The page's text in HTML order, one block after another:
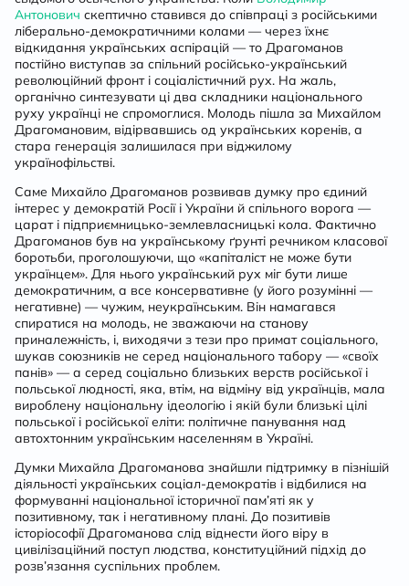
Антонович скептично ставився до співпраці з російськими
ліберально-демократичними колами — через їхнє
відкидання українських аспірацій — то Драгоманов
постійно виступав за спільний російсько-український
революційний фронт і соціалістичний рух. На жаль,
органічно синтезувати ці два складники національного
руху українці не спромоглися. Молодь пішла за Михайлом
Драгомановим, відірвавшись од українських коренів, а
стара генерація залишилася при віджилому
українофільстві.
Саме Михайло Драгоманов розвивав думку про єдиний
інтерес у демократій Росії і України й спільного ворога —
царат і підприємницько-землевласницькі кола. Фактично
Драгоманов був на українському ґрунті речником класової
боротьби, проголошуючи, що «капіталіст не може бути
українцем». Для нього український рух міг бути лише
демократичним, а все консервативне (у його розумінні —
негативне) — чужим, неукраїнським. Він намагався
спиратися на молодь, не зважаючи на станову
приналежність, і, виходячи з тези про примат соціального,
шукав союзників не серед національного табору — «своїх
панів» — а серед соціально близьких верств російської і
польської людності, яка, втім, на відміну від українців, мала
вироблену національну ідеологію і якій були близькі цілі
польської і російської еліти: політичне панування над
автохтонним українським населенням в Україні.
Думки Михайла Драгоманова знайшли підтримку в пізнішій
діяльності українських соціал-демократів і відбилися на
формуванні національної історичної пам’яті як у
позитивному, так і негативному плані. До позитивів
історіософії Драгоманова слід віднести його віру в
цивілізаційний поступ людства, конституційний підхід до
розв’язання суспільних проблем.